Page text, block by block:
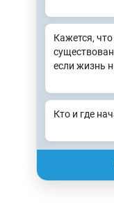
Кажется,
если жизнь
Кто и где